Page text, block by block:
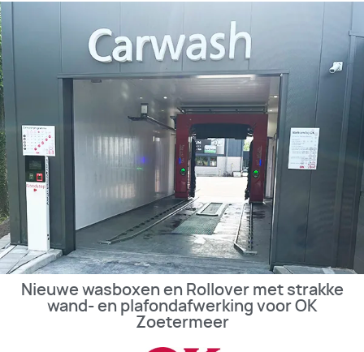
Nieuwe wasboxen en Rollover met strakke
wand- en plafondafwerking voor OK
Zoetermeer